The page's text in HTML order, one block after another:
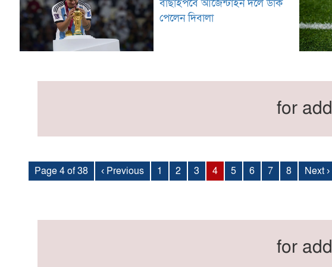
বাছাইপর্বে আর্জেন্টাইন দলে ডাক
পেলেন দিবালা
for add
Page 4 of 38 ‹ Previous 1 2 3 4 5 6 7 8 Next ›
for add